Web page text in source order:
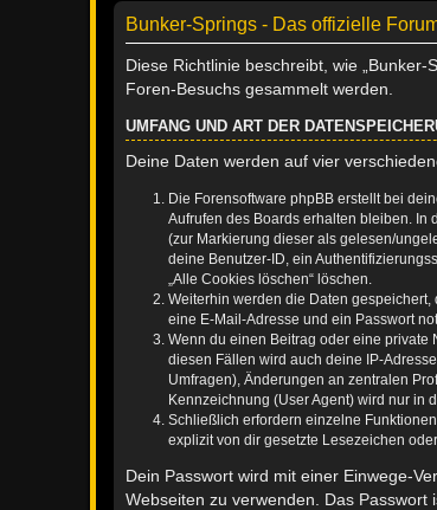
Bunker-Springs - Das offizielle
Diese Richtlinie beschreibt, wie
Foren-Besuchs gesammelt werden.
UMFANG UND ART DER
Deine Daten werden auf vier
Die Forensoftware phpBB erstellt bei
Aufrufen des Boards erhalten bleiben. In
(zur Markierung dieser als gelesen/
deine Benutzer-ID, ein
„Alle Cookies löschen“ löschen.
Weiterhin werden die Daten
eine E-Mail-Adresse und ein Passwort
Wenn du einen Beitrag oder eine private
diesen Fällen wird auch deine IP-
Umfragen), Änderungen an zentralen
Kennzeichnung (User Agent) wird nur in
Schließlich erfordern einzelne
explizit von dir gesetzte Lesezeichen
Dein Passwort wird mit einer Einwege-
Webseiten zu verwenden. Das